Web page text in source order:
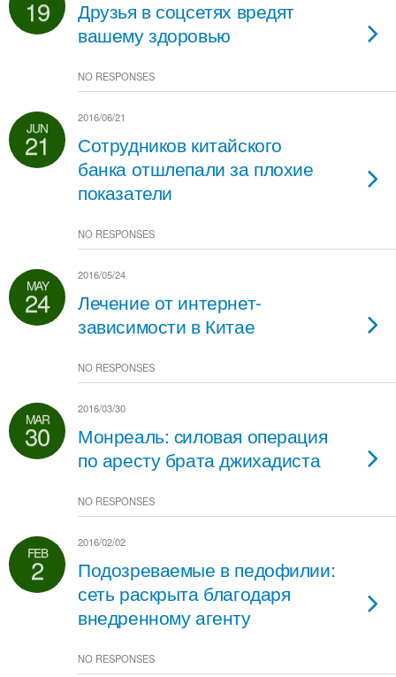
19
Друзья в соцсетях вредят
вашему здоровью
NO RESPONSES
JUN
21
2016/06/21
Сотрудников китайского
банка отшлепали за плохие
показатели
NO RESPONSES
MAY
24
2016/05/24
Лечение от интернет-
зависимости в Китае
NO RESPONSES
MAR
30
2016/03/30
Монреаль: cиловая операция
по аресту брата джихадиста
NO RESPONSES
FEB
2
2016/02/02
Подозреваемые в педофилии:
сеть раскрыта благодаря
внедренному агенту
NO RESPONSES